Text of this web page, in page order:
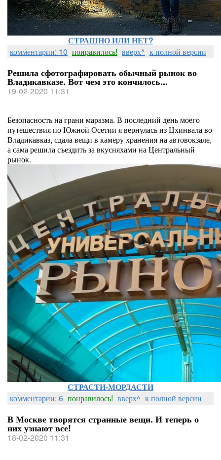
СТРАШНО ИЛИ НЕТ?
комментарии: 10 понравилось! вверх^ к полной версии
Решила сфотографировать обычный рынок во
Владикавказе. Вот чем это кончилось...
19-02-2020 11:31
Безопасность на грани маразма. В последний день моего
путешествия по Южной Осетии я вернулась из Цхинвала во
Владикавказ, сдала вещи в камеру хранения на автовокзале,
а сама решила съездить за вкусняхами на Центральный
рынок.
СТРАСТИ-МОРДАСТИ
комментарии: 6 понравилось! вверх^ к полной версии
В Москве творятся странные вещи. И теперь о
них узнают все!
18-02-2020 11:31